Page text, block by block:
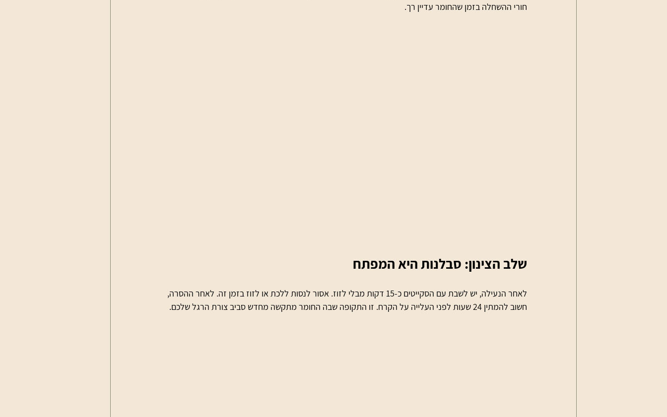
חורי ההשחלה בזמן שהחומר עדיין רך.
שלב הצינון: סבלנות היא המפתח
לאחר הנעילה, יש לשבת עם הסקייטים כ-15 דקות מבלי לזוז. אסור לנסות ללכת או לזוז בזמן זה. לאחר ההסרה,
חשוב להמתין 24 שעות לפני העלייה על הקרח. זו התקופה שבה החומר מתקשה מחדש סביב צורת הרגל שלכם.